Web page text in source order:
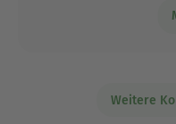
gesamten aber
meiner Meinung
Weitere